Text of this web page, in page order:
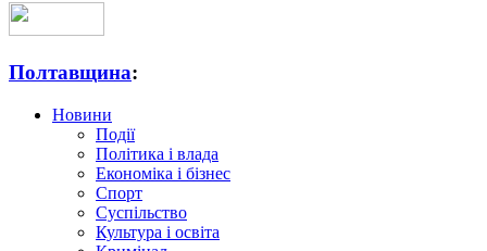
Полтавщина:
Новини
Події
Політика і влада
Економіка і бізнес
Спорт
Суспільство
Культура і освіта